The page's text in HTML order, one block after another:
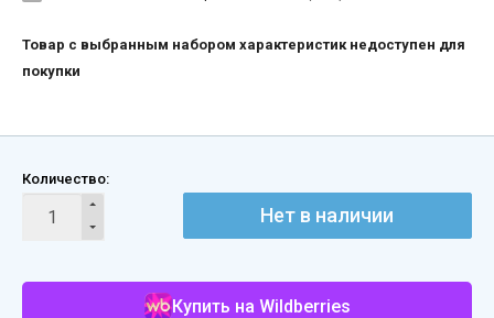
Товар с выбранным набором характеристик недоступен для
покупки
Количество:
Нет в наличии
Купить на Wildberries